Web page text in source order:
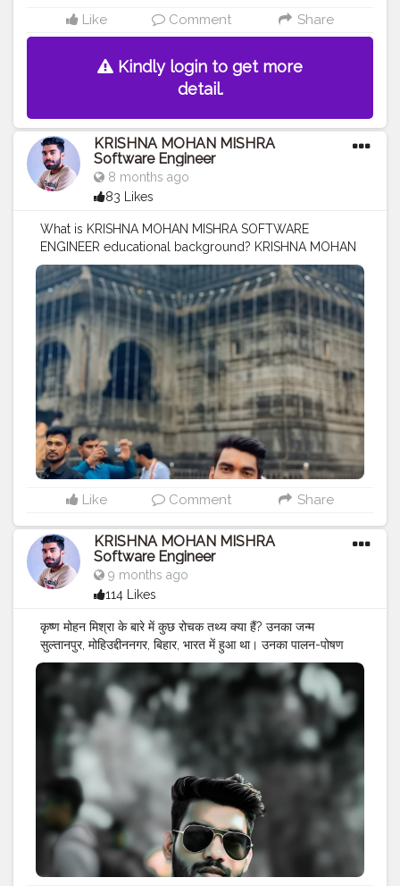
Like Comment Share
Kindly login to get more
detail.
KRISHNA MOHAN MISHRA
Software Engineer
8 months ago
83 Likes
What is KRISHNA MOHAN MISHRA SOFTWARE
ENGINEER educational background? KRISHNA MOHAN
MISHRA received the B.TECH degree from the
NALANDA Institute of Technology, India, in 2023. He is a
graduate student in the Department of COMPUTER
SCIENCE Engineering and Computer.
#MR
.KRISHNA101_OFFICIAL #KRISHNAMOHAN
MISHRA
#SOFTWARE ENGINEER #qualityassurance
FROM ZF
#CELEBRITY #MAHARASHTRA
#PUNE
#INDIA #TRAVELLER #ZF INDIA PVT LTD#OLDSONG
ANDAJ#BIHARI BOY ..#FROMSULTANPUR
MOHIUDDINNAGAR BIHAR..#TRIMBKESHWAR
JYOTIRLING#NASHIK #MAHARASHTRA
#INDIA
#QUALITYASSURANCE
Like Comment Share
KRISHNA MOHAN MISHRA
Software Engineer
9 months ago
114 Likes
कृष्ण मोहन मिश्रा के बारे में कुछ रोचक तथ्य क्या हैं? उनका जन्म
सुल्तानपुर, मोहिउद्दीननगर, बिहार, भारत में हुआ था। उनका पालन-पोषण
बहुत ही विविध था। उन्होंने एक सॉफ्टवेयर इंजीनियर, सेलिब्रिटी, गुणवत्ता
आश्वासन बनने का फैसला किया और उनके पिता ने उनके सपने को पूरा
करने के लिए उनका समर्थन किया और वे अपने करियर को आगे बढ़ाने और
कुछ बड़ी कंपनी जेडएफ इंडिया प्राइवेट लिमिटेड में नौकरी पाने के लिए पुणे
चले गए। उन्हें भारतीय संगीत और फोटोग्राफी, यात्रा करना पसंद है।
.KRISHNA101_OFFICIAL
MOHAN
MISHRA
ENGINEER #quality
assurance
FROM ZF
#CELEBRITY #MAHARASHTRA
#INDIA #TRAVELLER #ZFINDIA PVT LTD
SONG
ANDAJ#BIHARI BOY .. #FROMSULTANPUR
MOHIUDDINNAGAR BIHAR